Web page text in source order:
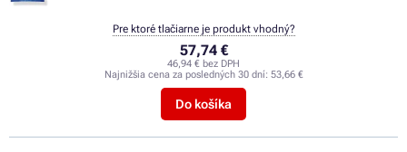
57,74 €
46,94 € bez DPH
Najnižšia cena za posledných 30 dní: 53,66 €
Do košíka
Pre ktoré tlačiarne je produkt vhodný?